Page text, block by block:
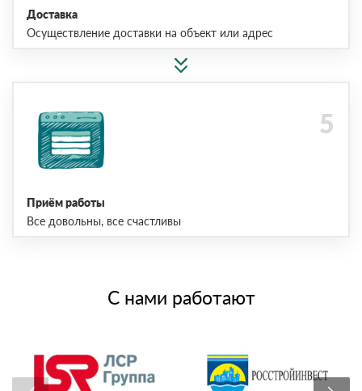
Доставка
Осуществление доставки на объект или адрес
Приём работы
Все довольны, все счастливы
С нами работают